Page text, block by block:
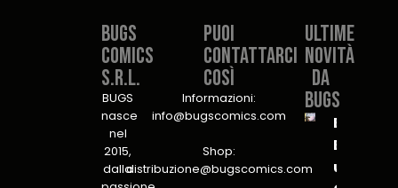
Bugs
Comics
S.r.l.​
BUGS
nasce
nel
2015,
dalla
PUOI
CONTATTARCI
COSÌ​
Informazioni:
info@bugscomics.com
Shop:
distribuzione@bugscomics.com
Ultime
novità
da
Bugs
B.U.G.S.
Bureau
unit for